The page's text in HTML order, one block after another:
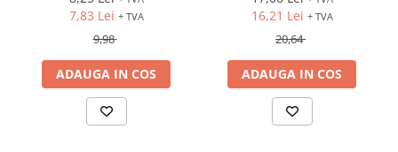
7,83 Lei + TVA
9,98
ADAUGA IN COS
16,21 Lei + TVA
20,64
ADAUGA IN COS